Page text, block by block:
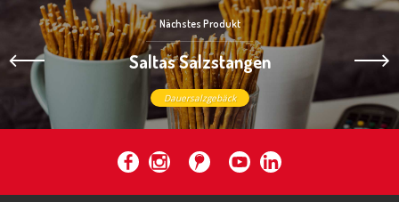
Nächstes Produkt
Saltas Salzstangen
Dauersalzgebäck